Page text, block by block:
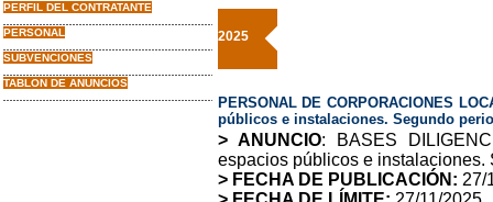
PERFIL DEL CONTRATANTE
PERSONAL
SUBVENCIONES
TABLON DE ANUNCIOS
2025
PERSONAL DE CORPORACIONES
públicos e instalaciones. Segundo
> ANUNCIO: BASES
espacios públicos e instalaciones.
> FECHA DE PUBLICACIÓN: 27/